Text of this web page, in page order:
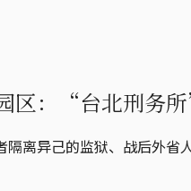
区：“台北刑务
隔离异己的监狱、战后外